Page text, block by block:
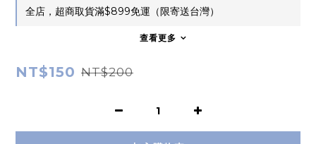
全店，超商取貨滿$899免運（限寄送台灣）
查看更多
NT$150 NT$200